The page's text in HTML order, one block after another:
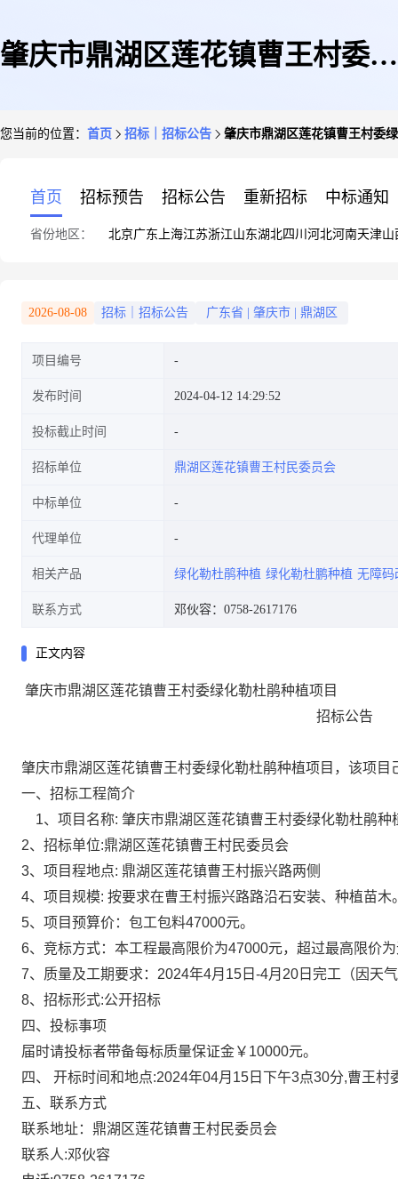
肇庆市鼎湖区莲花镇曹王村委绿
您当前的位置： 首页 招标｜招标公告 肇庆市鼎湖区莲花镇曹王村委
首页 招标预告 招标公告 重新招标 中标通知
省份地区： 北京广东 上海江苏浙江山东湖北四川 河北河南天津山
2026-08-08 招标｜招标公告 广东省 肇庆市 鼎湖区
项目编号
发布时间 2024-04-12 14:29:52
投标截止时间
招标单位 鼎湖区莲花镇曹王村民委员会
中标单位
代理单位
相关产品 绿化勒杜鹃种植 绿化勒杜鹏种植 无障码
联系方式 邓伙容：0758-2617176
正文内容
肇庆市鼎湖区莲花镇曹王村委绿化勒杜鹃种植项目
招标公告
肇庆市鼎湖区莲花镇曹王村委绿化勒杜鹃种植项目 ， 该项目
一、招标工程简介
1、 项目 名称: 肇庆市鼎湖区莲花镇曹王村委绿化勒杜鹃种
2、招标单位:鼎湖区莲花镇曹王村民委员会
3、 项目程地点: 鼎湖区莲花镇曹王村振兴路两侧
4、 项目规模: 按要求在曹王村振兴路路沿石安装、种植苗木
5、 项目预算价：包工包料47000元。
6、竞标方式：本工程最高限价为47000元，超过最高限价
7、质量及工期要求 ： 2024年4月15日-4月20日完工（因天
8、招标形式:公开招标
四、投标事项
届时请投标者带备每标质量保证金￥ 10000元。
四、 开标时间和地点:2024年04月 15 日下午3点30分,曹王村
五、 联系方式
联系地址：鼎湖区莲花镇曹王村民委员会
联系人:邓伙容